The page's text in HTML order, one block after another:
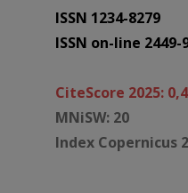
ISSN 1234-8279
ISSN on-line 2449-
CiteScore 2025: 0,4
MNiSW: 20
Index Copernicus